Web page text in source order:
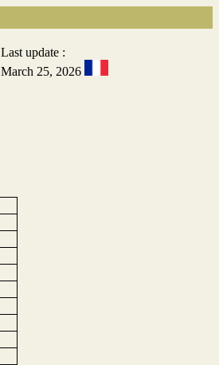
Last update :
March 25, 2026